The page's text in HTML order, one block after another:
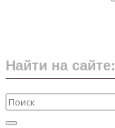
Найти на сайте: